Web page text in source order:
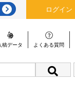
ログイン
稿データ よくある質問